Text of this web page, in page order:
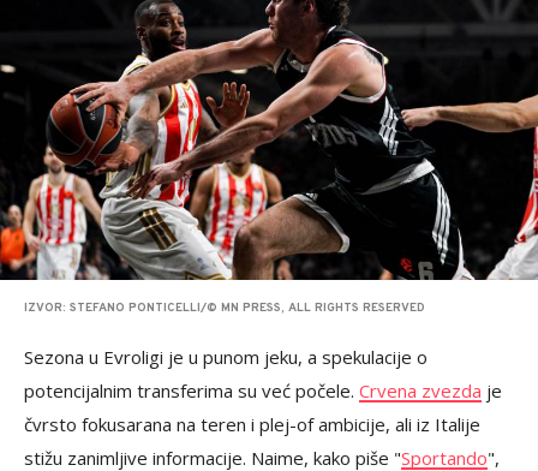
IZVOR: STEFANO PONTICELLI/© MN PRESS, ALL RIGHTS RESERVED
Sezona u Evroligi je u punom jeku, a spekulacije o
potencijalnim transferima su već počele. Crvena zvezda je
čvrsto fokusarana na teren i plej-of ambicije, ali iz Italije
stižu zanimljive informacije. Naime, kako piše "Sportando",